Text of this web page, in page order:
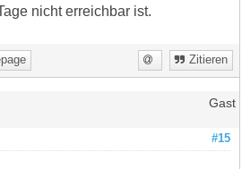
nicht erreichbar ist.
Zitieren
Gast
#15